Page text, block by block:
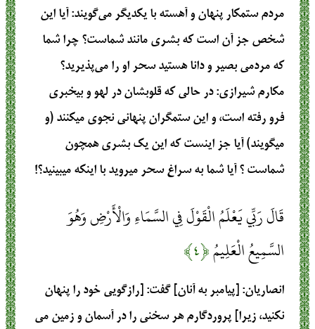
مردم ستمکار پنهان و آهسته با یکدیگر می‌گویند: آیا این
شخص جز آن است که بشری مانند شماست؟ چرا شما
که مردمی بصیر و دانا هستید سحر او را می‌پذیرید؟
مکارم شیرازی: در حالي كه قلوبشان در لهو و بيخبري
فرو رفته است، و اين ستمگران پنهاني نجوي ميكنند (و
مي‏گويند) آيا جز اينست كه اين يك بشري همچون
شماست ؟ آيا شما به سراغ سحر ميرويد با اينكه مي‏بينيد؟!
قَالَ رَبِّي يَعْلَمُ الْقَوْلَ فِي السَّمَاءِ وَالْأَرْضِ وَهُوَ
السَّمِيعُ الْعَلِيمُ﴿۴﴾
انصاریان: [پیامبر به آنان] گفت: [رازگویی خود را پنهان
نکنید، زیرا] پروردگارم هر سخنی را در آسمان و زمین می